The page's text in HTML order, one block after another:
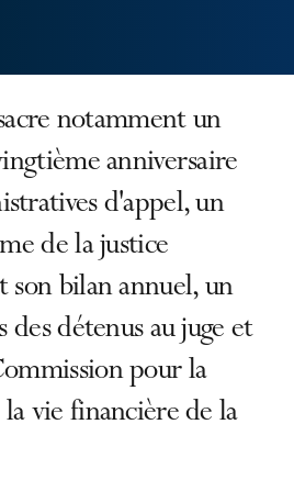
notamment un
anniversaire
d'appel, un
de la justice
son bilan annuel, un
des détenus au juge et
pour la
vie financière de la